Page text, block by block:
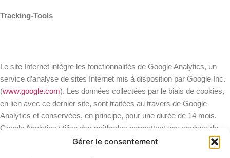
Gérer le consentement
Tracking-Tools
Le site Internet intègre les fonctionnalités de Google Analytics, un
service d’analyse de sites Internet mis à disposition par Google Inc.
(www.google.com). Les données collectées par le biais de cookies,
en lien avec ce dernier site, sont traitées au travers de Google
Analytics et conservées, en principe, pour une durée de 14 mois.
Google Analytics utilise des méthodes permettant une analyse de
l’utilisation du Site Internet, comme par exemple les cookies